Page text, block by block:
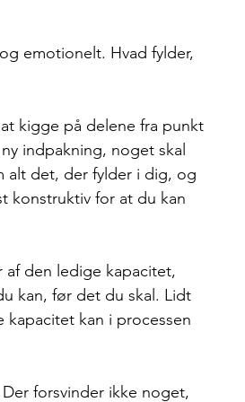
emotionelt. Hvad fylder,
kigge på delene fra punkt
indpakning, noget skal
alt det, der fylder i dig, og
konstruktiv for at du kan
den ledige kapacitet,
kan, før det du skal. Lidt
kan i processen
forsvinder ikke noget,